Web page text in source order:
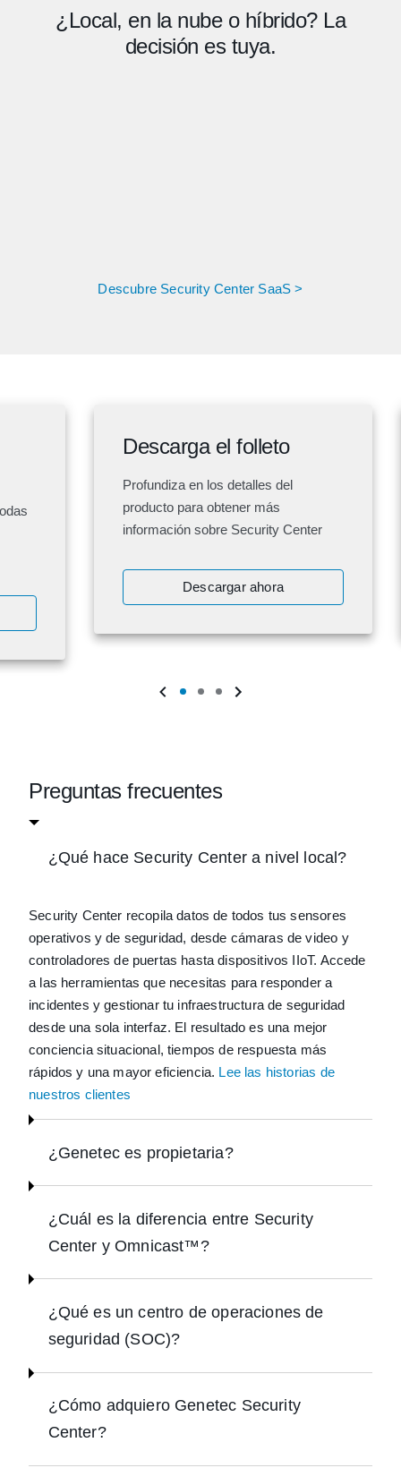
¿Local, en la nube o híbrido? La
decisión es tuya.
Descubre Security Center SaaS >
Descarga el folleto
Profundiza en los detalles del
producto para obtener más
información sobre Security Center
Descargar ahora
Preguntas frecuentes
¿Qué hace Security Center a nivel local?
Security Center recopila datos de todos tus sensores
operativos y de seguridad, desde cámaras de video y
controladores de puertas hasta dispositivos IIoT. Accede
a las herramientas que necesitas para responder a
incidentes y gestionar tu infraestructura de seguridad
desde una sola interfaz. El resultado es una mejor
conciencia situacional, tiempos de respuesta más
rápidos y una mayor eficiencia. Lee las historias de
nuestros clientes
¿Genetec es propietaria?
¿Cuál es la diferencia entre Security
Center y Omnicast™?
¿Qué es un centro de operaciones de
seguridad (SOC)?
¿Cómo adquiero Genetec Security
Center?